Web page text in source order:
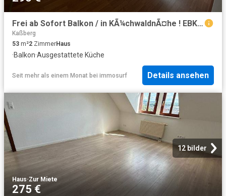
Frei ab Sofort Balkon / in KÃ¼chwaldnÃ¤he ! EBK Abkauf mÃ¶gl
Kaßberg
53 m²2 ZimmerHaus
·Balkon·Ausgestattete Küche
Seit mehr als einem Monat bei immosurf Details ansehen
12 bilder
Haus·Zur Miete
275 €